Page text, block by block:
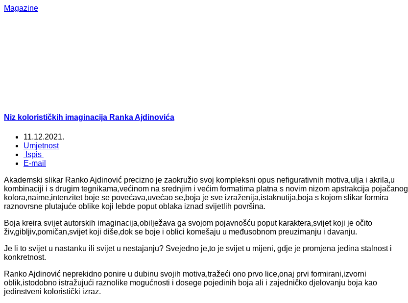
Magazine
Niz kolorističkih imaginacija Ranka Ajdinovića
11.12.2021.
Umjetnost
Ispis
E-mail
Akademski slikar Ranko Ajdinović precizno je zaokružio svoj kompleksni opus nefigurativnih motiva,ulja i akrila,u
kombinaciji i s drugim tegnikama,većinom na srednjim i većim formatima platna s novim nizom apstrakcija pojačanog
kolora,naime,intenzitet boje se povećava,uvećao se,boja je sve izraženija,istaknutija,boja s kojom slikar formira
raznovrsne plutajuće oblike koji lebde poput oblaka iznad svijetlih površina.
Boja kreira svijet autorskih imaginacija,obilježava ga svojom pojavnošću poput karaktera,svijet koji je očito
živ,gibljiv,pomičan,svijet koji diše,dok se boje i oblici komešaju u međusobnom preuzimanju i davanju.
Je li to svijet u nastanku ili svijet u nestajanju? Svejedno je,to je svijet u mijeni, gdje je promjena jedina stalnost i
konkretnost.
Ranko Ajdinović neprekidno ponire u dubinu svojih motiva,tražeći ono prvo lice,onaj prvi formirani,izvorni
oblik,istodobno istražujući raznolike mogućnosti i dosege pojedinih boja ali i zajedničko djelovanju boja kao
jedinstveni koloristički izraz.